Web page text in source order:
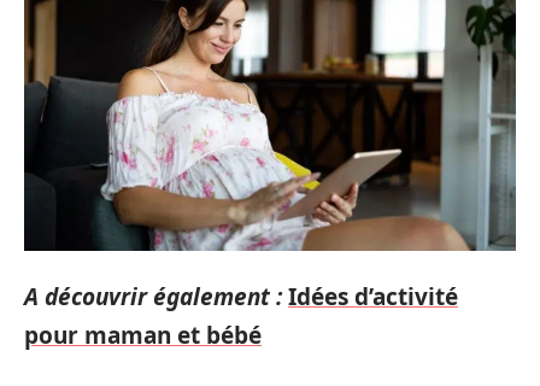
A découvrir également :Idées d’activité
pour maman et bébé